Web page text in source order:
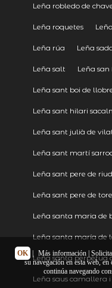
Leña robledo de
Leña roquetes
Leña rúa Leña
Leña salt Leña
Leña sant boi de
Leña sant hilari
Leña sant julià de
Leña sant martí
Leña sant pere de
Leña sant pere de
Leña santa maria de
Leña santa maría de
Leña santa perpètua
Leña saus camallera
OK Más información|
su navegación en esta web,
continúa navegando